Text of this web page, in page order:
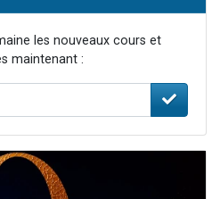
les nouveaux cours et
maintenant :